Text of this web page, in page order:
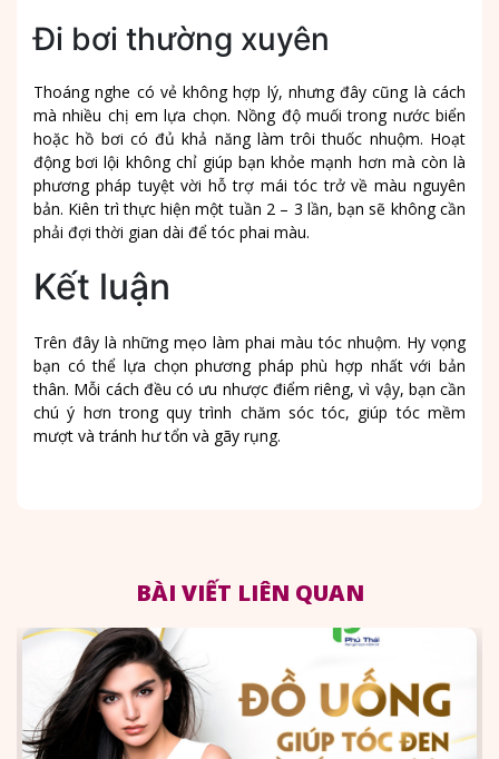
Đi bơi thường xuyên
Thoáng nghe có vẻ không hợp lý, nhưng đây cũng là cách
mà nhiều chị em lựa chọn. Nồng độ muối trong nước biển
hoặc hồ bơi có đủ khả năng làm trôi thuốc nhuộm. Hoạt
động bơi lội không chỉ giúp bạn khỏe mạnh hơn mà còn là
phương pháp tuyệt vời hỗ trợ mái tóc trở về màu nguyên
bản. Kiên trì thực hiện một tuần 2 – 3 lần, bạn sẽ không cần
phải đợi thời gian dài để tóc phai màu.
Kết luận
Trên đây là những mẹo làm phai màu tóc nhuộm. Hy vọng
bạn có thể lựa chọn phương pháp phù hợp nhất với bản
thân. Mỗi cách đều có ưu nhược điểm riêng, vì vậy, bạn cần
chú ý hơn trong quy trình chăm sóc tóc, giúp tóc mềm
mượt và tránh hư tổn và gãy rụng.
BÀI VIẾT LIÊN QUAN